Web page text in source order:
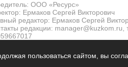
ООО «Ресурс»
Ермаков Сергей Викторович
редактор: Ермаков Сергей
редакции: manager@kuzkom.ru,
пользоваться сайтом, вы